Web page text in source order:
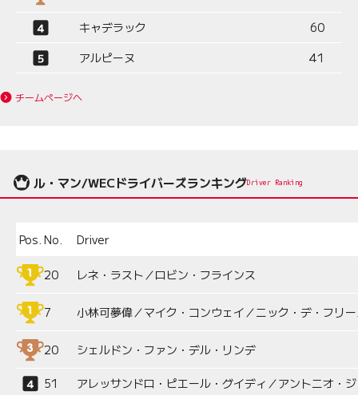
キャデラック
60
アルピーヌ
41
チームページへ
ル・マン/WECドライバーズランキングDriver Ranking
Pos. No. Driver
20 レネ・ラスト／ロビン・フラインス
7 小林可夢偉／マイク・コンウェイ／ニック・デ・フリ
20 シェルドン・ファン・デル・リンデ
51
アレッサンドロ・ピエール・グイディ／アントニオ・